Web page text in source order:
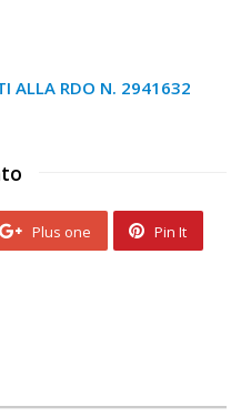
ALLA RDO N. 2941632
Plus one Pin It